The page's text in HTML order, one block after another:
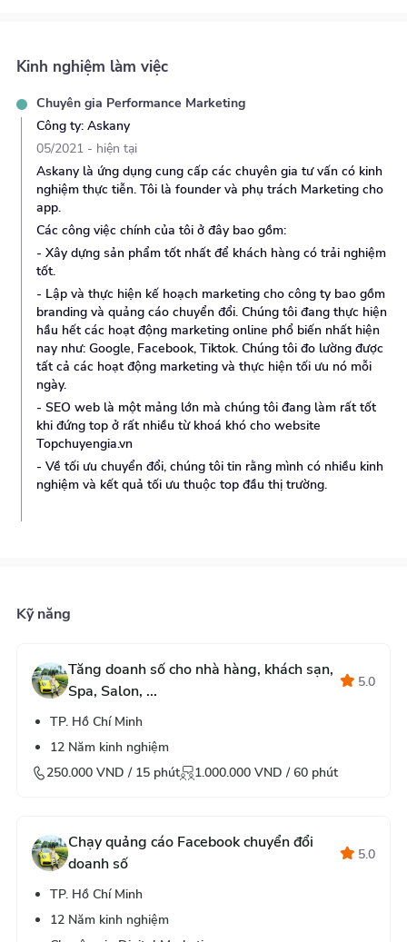
Kinh nghiệm làm việc
Chuyên gia Performance Marketing
Công ty: Askany
05/2021 - hiện tại
Askany là ứng dụng cung cấp các chuyên gia tư vấn có kinh
nghiệm thực tiễn. Tôi là founder và phụ trách Marketing cho
app.
Các công việc chính của tôi ở đây bao gồm:
- Xây dựng sản phẩm tốt nhất để khách hàng có trải nghiệm
tốt.
- Lập và thực hiện kế hoạch marketing cho công ty bao gồm
branding và quảng cáo chuyển đổi. Chúng tôi đang thực hiện
hầu hết các hoạt động marketing online phổ biến nhất hiện
nay như: Google, Facebook, Tiktok. Chúng tôi đo lường được
tất cả các hoạt động marketing và thực hiện tối ưu nó mỗi
ngày.
- SEO web là một mảng lớn mà chúng tôi đang làm rất tốt
khi đứng top ở rất nhiều từ khoá khó cho website
Topchuyengia.vn
- Về tối ưu chuyển đổi, chúng tôi tin rằng mình có nhiều kinh
nghiệm và kết quả tối ưu thuộc top đầu thị trường.
Kỹ năng
Tăng doanh số cho nhà hàng, khách sạn,
Spa, Salon, ...
5.0
TP. Hồ Chí Minh
12 Năm kinh nghiệm
250.000 VND / 15 phút 1.000.000 VND /60 phút
Chạy quảng cáo Facebook chuyển đổi
doanh số
5.0
TP. Hồ Chí Minh
12 Năm kinh nghiệm